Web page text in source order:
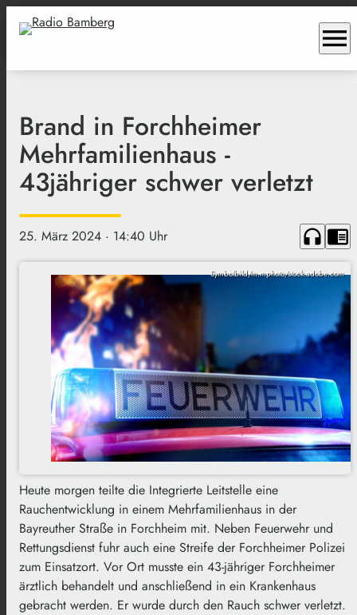
menu
Brand in Forchheimer
Mehrfamilienhaus -
43jähriger schwer verletzt
25. März 2024 · 14:40 Uhr headphones chrome_reader_mode
Symbolbild/m.mphoto/stock.adobe.com
Heute morgen teilte die Integrierte Leitstelle eine
Rauchentwicklung in einem Mehrfamilienhaus in der
Bayreuther Straße in Forchheim mit. Neben Feuerwehr und
Rettungsdienst fuhr auch eine Streife der Forchheimer Polizei
zum Einsatzort. Vor Ort musste ein 43-jähriger Forchheimer
ärztlich behandelt und anschließend in ein Krankenhaus
gebracht werden. Er wurde durch den Rauch schwer verletzt.